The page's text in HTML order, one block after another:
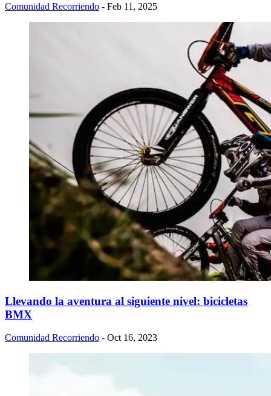
Comunidad Recorriendo - Feb 11, 2025
Llevando la aventura al siguiente nivel: bicicletas
BMX
Comunidad Recorriendo - Oct 16, 2023